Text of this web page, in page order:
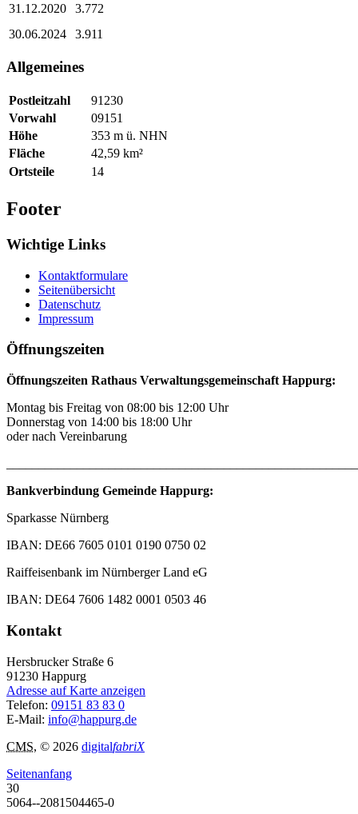
31.12.2020
3.772
30.06.2024
3.911
Allgemeines
Postleitzahl
91230
Vorwahl
09151
Höhe
353 m ü. NHN
Fläche
42,59 km²
Ortsteile
14
Footer
Wichtige Links
Kontaktformulare
Seitenübersicht
Datenschutz
Impressum
Öffnungszeiten
Öffnungszeiten Rathaus Verwaltungsgemeinschaft Happurg:
Montag bis Freitag von 08:00 bis 12:00 Uhr
Donnerstag von 14:00 bis 18:00 Uhr
oder nach Vereinbarung
Bankverbindung Gemeinde Happurg:
Sparkasse Nürnberg
IBAN: DE66 7605 0101 0190 0750 02
Raiffeisenbank im Nürnberger Land eG
IBAN: DE64 7606 1482 0001 0503 46
Kontakt
Hersbrucker Straße 6
91230 Happurg
Adresse auf Karte anzeigen
Telefon: 09151 83 83 0
E-Mail: info@happurg.de
CMS, © 2026 digitalfabriX
Seitenanfang
30
5064--2081504465-0